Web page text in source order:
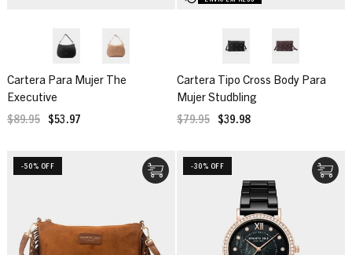
Cartera Para Mujer The
Executive
$89.95 $53.97
Cartera Tipo Cross Body Para
Mujer Studbling
$79.95 $39.98
-50% OFF -30% OFF